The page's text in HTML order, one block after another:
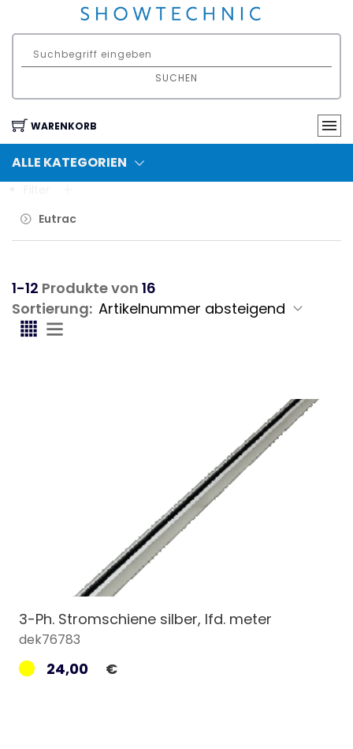
SUCHEN
WARENKORB
ALLE KATEGORIEN
Eutrac
1-12 Produkte von 16
Sortierung:
3-Ph. Stromschiene silber, lfd. meter
dek76783
24,00 €